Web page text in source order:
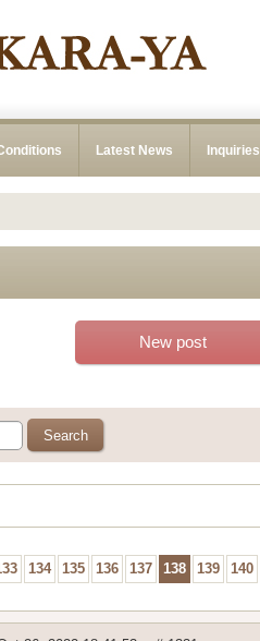
Latest News Inquiries
New post
134 135 136 137 138 139 140